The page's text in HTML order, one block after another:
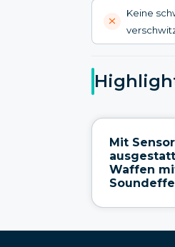
Keine
Mit
Waffen